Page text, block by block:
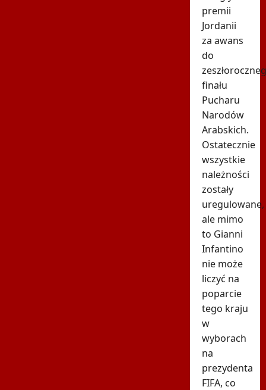
premii
Jordanii
za awans
do
finału
Pucharu
Narodów
Arabskich.
Ostatecznie
wszystkie
należności
zostały
uregulowane,
ale mimo
to Gianni
Infantino
nie może
liczyć na
poparcie
tego kraju
w
wyborach
na
prezydenta
FIFA, co